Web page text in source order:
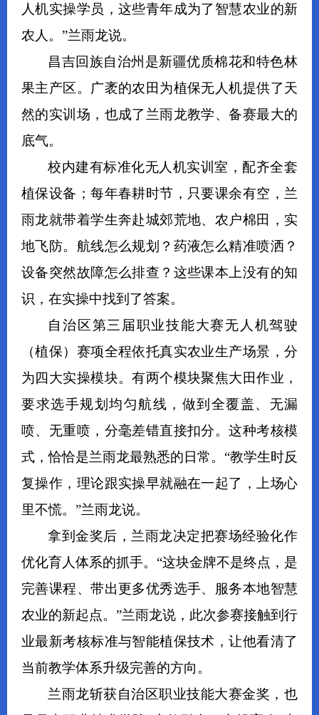
人机实操学员，这些青年成为了智慧农业的新
农人。”兰雨龙说。
昌吉回族自治州是新疆优质棉花和特色林
果主产区。广袤的农田为植保无人机提供了天
然的实训场，也成了兰雨龙教学、备赛最大的
底气。
校内建有标准化无人机实训室，配齐全套
植保设备；每年春耕时节，只要课余有空，兰
雨龙就带着学生奔赴城郊荒地、农户棉田，实
地飞防。航线怎么规划？药液怎么精准喷洒？
设备突然故障怎么排查？这些课本上没有的知
识，在实操中找到了答案。
自治区第三届职业技能大赛无人机驾驶
（植保）赛项全程依托真实农业生产场景，分
为四大实操模块。有两个模块聚焦大田作业，
要求选手规划均匀航线，做到全覆盖、无漏
喷、无重喷，分毫差错直接扣分。这种考核模
式，恰恰是兰雨龙最熟悉的日常。“教学生时反
复操作，理论跟实操早就融在一起了，上场心
里不慌。”兰雨龙说。
拿到金奖后，兰雨龙决定把赛场经验化作
优化育人体系的抓手。“这块金牌不是终点，是
完善课程、带出更多优秀选手、服务本地智慧
农业的新起点。”兰雨龙说，此次参赛接触到行
业最新考核标准与智能植保技术，让他看清了
当前教学体系升级完善的方向。
兰雨龙斩获自治区职业技能大赛金奖，也